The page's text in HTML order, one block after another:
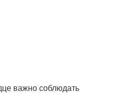
важно соблюдать